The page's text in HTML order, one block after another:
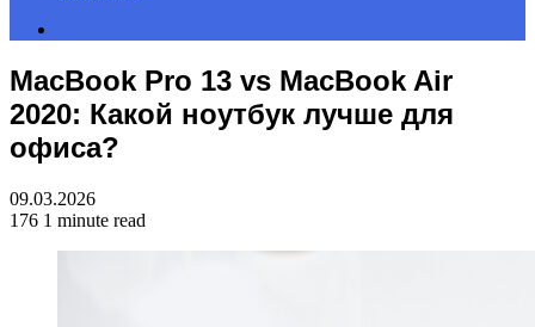
MacBook Pro 13 vs MacBook Air
2020: Какой ноутбук лучше для
офиса?
09.03.2026
176 1 minute read